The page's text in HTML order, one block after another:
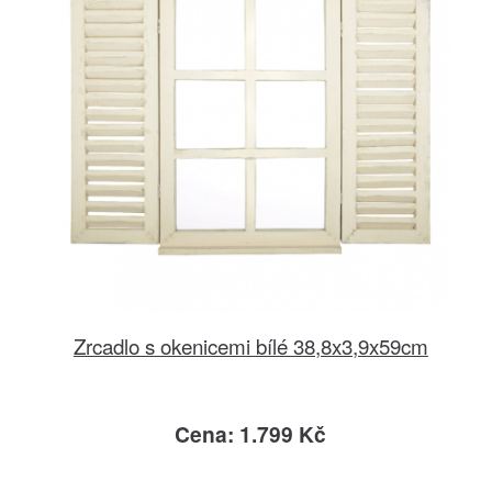
Zrcadlo s okenicemi bílé 38,8x3,9x59cm
Cena: 1.799 Kč